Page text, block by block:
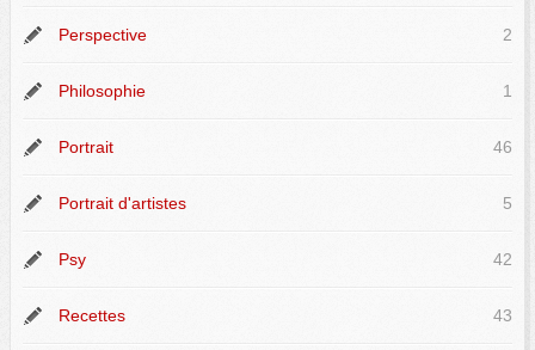
Perspective 2
Philosophie 1
Portrait 46
Portrait d'artistes 5
Psy 42
Recettes 43